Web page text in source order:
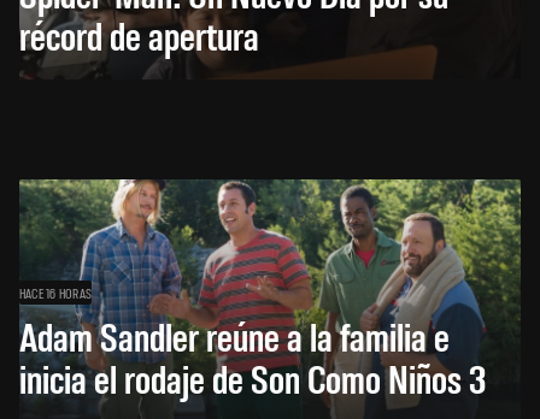
récord de apertura
HACE 16 HORAS
Adam Sandler reúne a la familia e
inicia el rodaje de Son Como Niños 3